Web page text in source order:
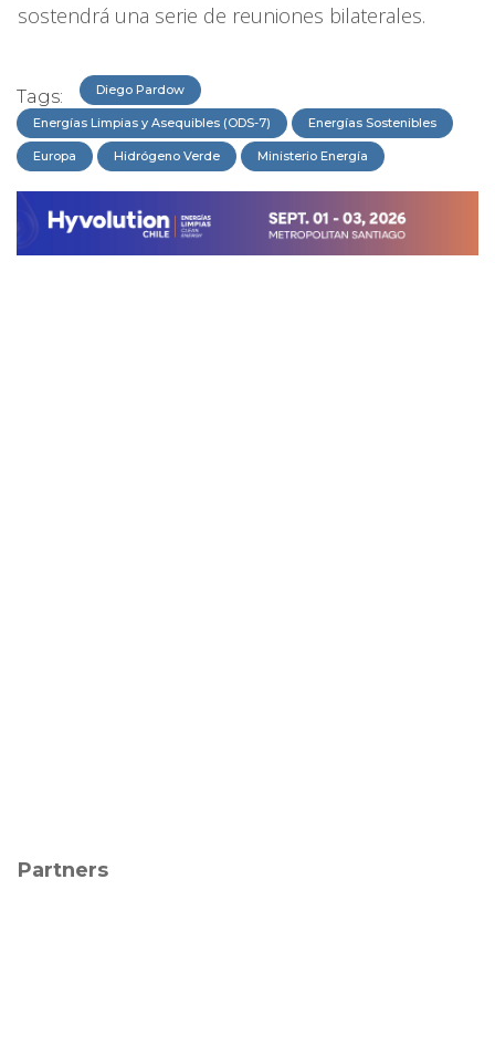
sostendrá una serie de reuniones bilaterales.
Tags: Diego Pardow
Energías Limpias y Asequibles (ODS-7) Energías Sostenibles
Europa Hidrógeno Verde Ministerio Energía
Partners